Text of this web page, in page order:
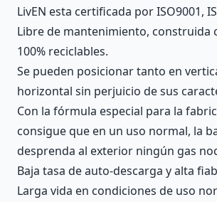
LivEN esta certificada por ISO9001,
Libre de mantenimiento, construida
100% reciclables.
Se pueden posicionar tanto en
horizontal sin perjuicio de sus
Con la fórmula especial para la
consigue que en un uso normal, la
desprenda al exterior ningún gas
Baja tasa de auto-descarga y alta
Larga vida en condiciones de uso